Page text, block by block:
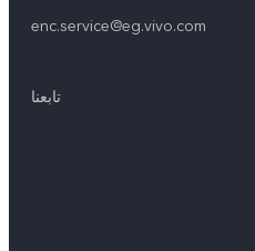
enc.service@eg.vivo.com
تابعنا